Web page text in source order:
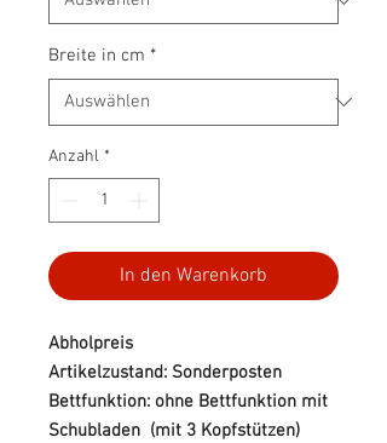
Breite in cm *
Anzahl *
In den Warenkorb
Abholpreis
Artikelzustand: Sonderposten
Bettfunktion: ohne Bettfunktion mit
Schubladen (mit 3 Kopfstützen)